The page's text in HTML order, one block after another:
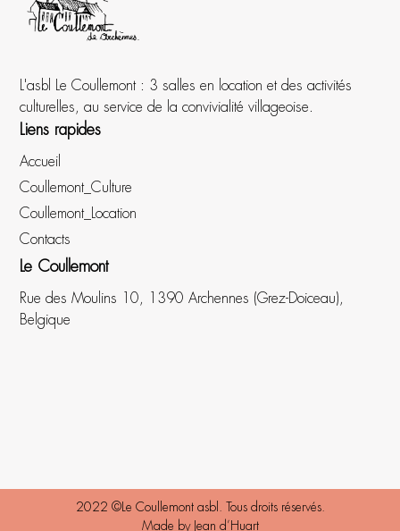
L'asbl Le Coullemont : 3 salles en location et des activités
culturelles, au service de la convivialité villageoise.
Liens rapides
Accueil
Coullemont_Culture
Coullemont_Location
Contacts
Le Coullemont
Rue des Moulins 10, 1390 Archennes (Grez-Doiceau),
Belgique
2022 ©Le Coullemont asbl. Tous droits réservés.
Made by Jean d’Huart